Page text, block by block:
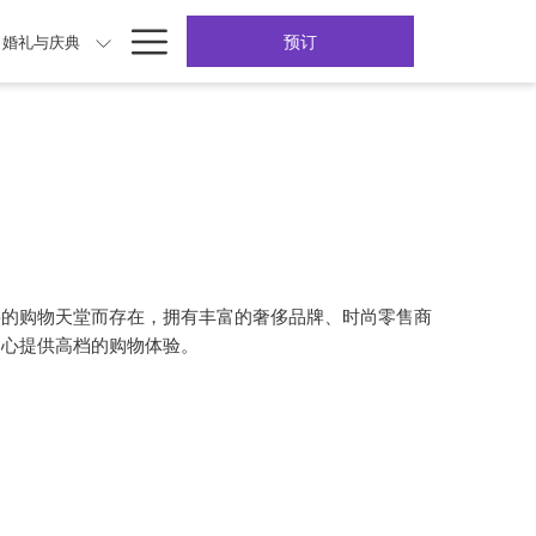
婚礼与庆典 Hamburger
Menu
预订
购物天堂而存在，拥有丰富的奢侈品牌、时尚零售商
提供高档的购物体验。